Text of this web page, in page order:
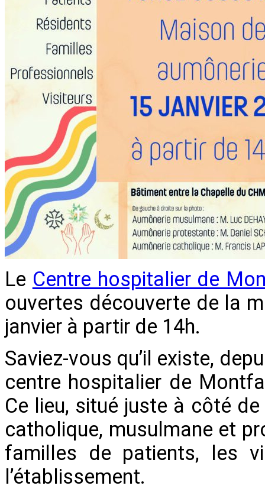
Le Centre hospitalier de
ouvertes découverte de la
janvier à partir de 14h.
Saviez-vous qu’il existe,
centre hospitalier de
Ce lieu, situé juste à côté
catholique, musulmane et
familles de patients, les
l’établissement.